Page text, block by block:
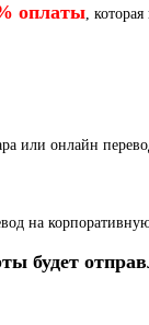
оплаты,
или онлайн
на
будет